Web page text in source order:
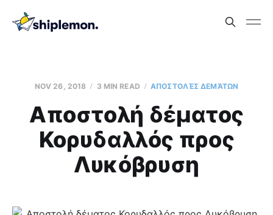
NOV 26, 2018 3 MIN READ AΠΟΣΤΟΛΈΣ ΔΕΜΆΤΩΝ
Aποστολή δέματος
Κορυδαλλός προς
Λυκόβρυση